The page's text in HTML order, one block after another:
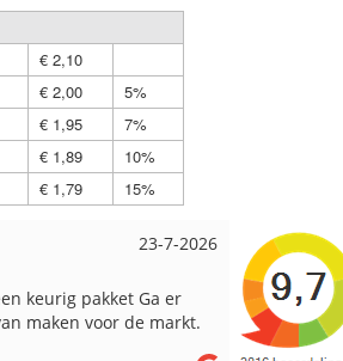
€ 2,10
€ 2,00
5%
€ 1,95
7%
€ 1,89
10%
€ 1,79 15%
17-7-2026
breigaren en
altijd heel tevreden over
Loes uit
Snelle